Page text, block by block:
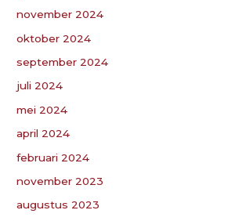
november 2024
oktober 2024
september 2024
juli 2024
mei 2024
april 2024
februari 2024
november 2023
augustus 2023